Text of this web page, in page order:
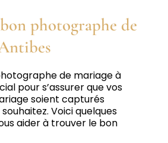
photographe de
de mariage à
pour s’assurer que vos
soient capturés
Voici quelques
aider à trouver le bon